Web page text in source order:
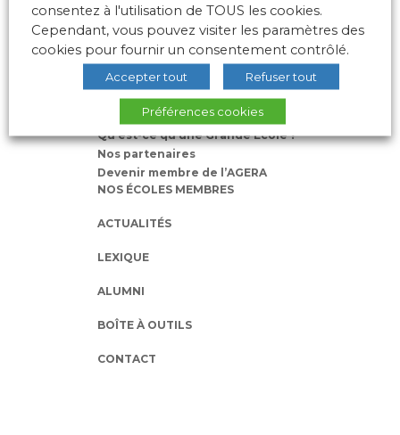
L’AGERA
Nos missions
Notre équipe
Qu’est-ce qu’une Grande Ecole ?
Nos partenaires
Devenir membre de l’AGERA
NOS ÉCOLES MEMBRES
ACTUALITÉS
LEXIQUE
ALUMNI
BOÎTE À OUTILS
CONTACT
consentez à l'utilisation de TOUS les cookies.
Cependant, vous pouvez visiter les paramètres des
cookies pour fournir un consentement contrôlé.
Accepter tout Refuser tout
Préférences cookies